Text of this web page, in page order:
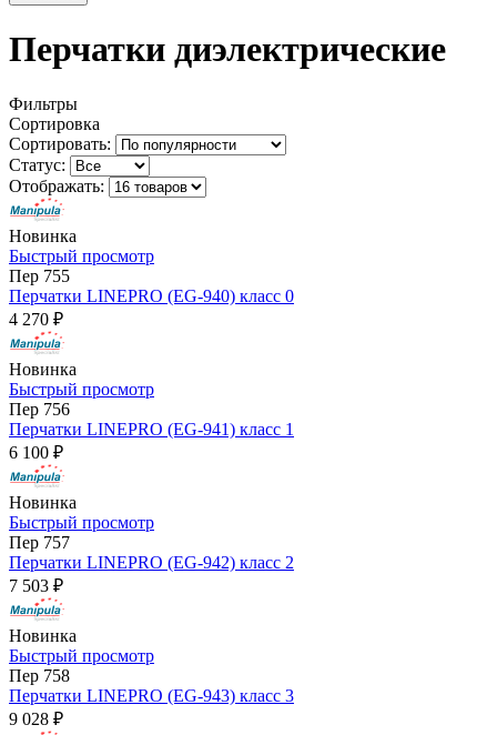
Перчатки диэлектрические
Фильтры
Сортировка
Сортировать:
Статус:
Отображать:
Новинка
Быстрый просмотр
Пер 755
Перчатки LINEPRO (EG-940) класс 0
4 270 ₽
Новинка
Быстрый просмотр
Пер 756
Перчатки LINEPRO (EG-941) класс 1
6 100 ₽
Новинка
Быстрый просмотр
Пер 757
Перчатки LINEPRO (EG-942) класс 2
7 503 ₽
Новинка
Быстрый просмотр
Пер 758
Перчатки LINEPRO (EG-943) класс 3
9 028 ₽